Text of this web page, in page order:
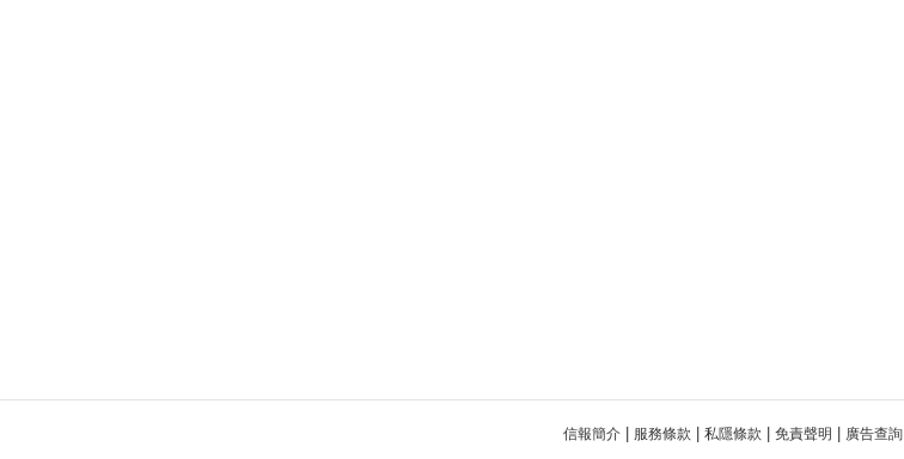
信報簡介 服務條款 私隱條款 免責聲明 廣告查詢